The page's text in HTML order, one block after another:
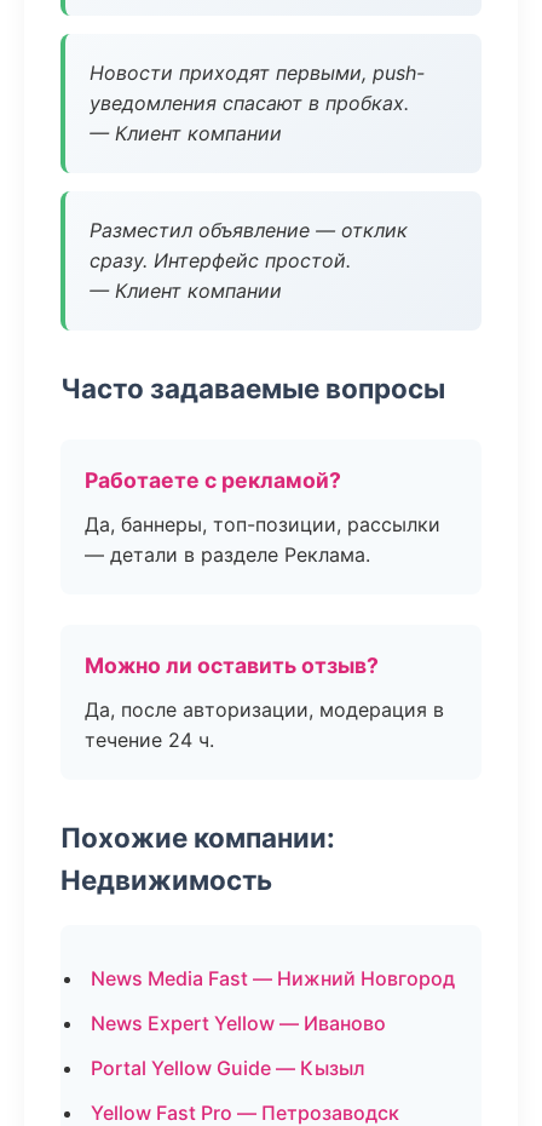
Новости приходят первыми, push-
уведомления спасают в пробках.
— Клиент компании
Разместил объявление — отклик
сразу. Интерфейс простой.
— Клиент компании
Часто задаваемые вопросы
Работаете с рекламой?
Да, баннеры, топ-позиции, рассылки
— детали в разделе Реклама.
Можно ли оставить отзыв?
Да, после авторизации, модерация в
течение 24 ч.
Похожие компании:
Недвижимость
News Media Fast — Нижний Новгород
News Expert Yellow — Иваново
Portal Yellow Guide — Кызыл
Yellow Fast Pro — Петрозаводск